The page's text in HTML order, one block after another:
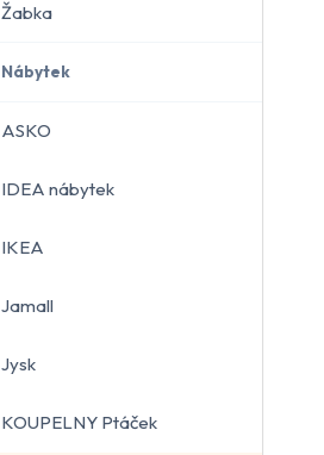
Žabka
Nábytek
ASKO
IDEA nábytek
IKEA
Jamall
Jysk
KOUPELNY Ptáček